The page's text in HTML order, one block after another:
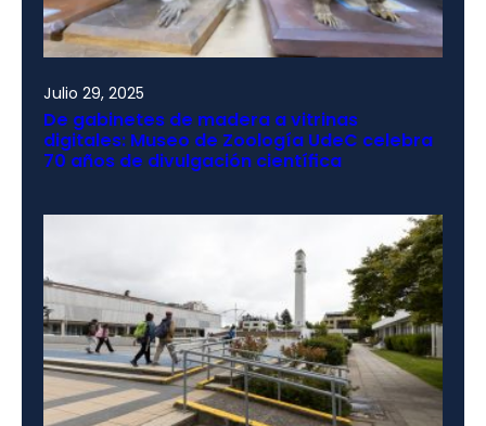
Julio 29, 2025
De gabinetes de madera a vitrinas
digitales: Museo de Zoología UdeC celebra
70 años de divulgación científica